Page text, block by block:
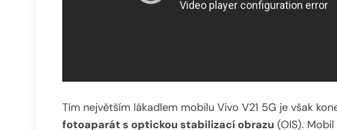
Tím největším lákadlem mobilu Vivo V21 5G je však
fotoaparát s optickou stabilizací obrazu (OIS).